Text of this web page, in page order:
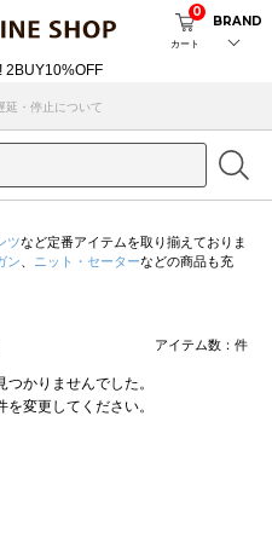
カート
0
BRAND
・停止について
ツなど定番アイテムを取り揃えておりま
ン ニット・セーターなどの商品も充
アイテム数： 件
かりませんでした。
変更してください。